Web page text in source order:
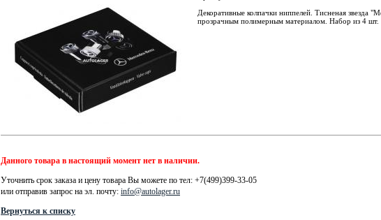
Декоративные колпачки ниппелей. Тисненая звезда
прозрачным полимерным материалом. Набор из 4 шт.
Данного товара в настоящий момент нет в наличии.
Уточнить срок заказа и цену товара Вы можете по тел: +7(499)399-33-05
или отправив запрос на эл. почту: info@autolager.ru
Вернуться к списку